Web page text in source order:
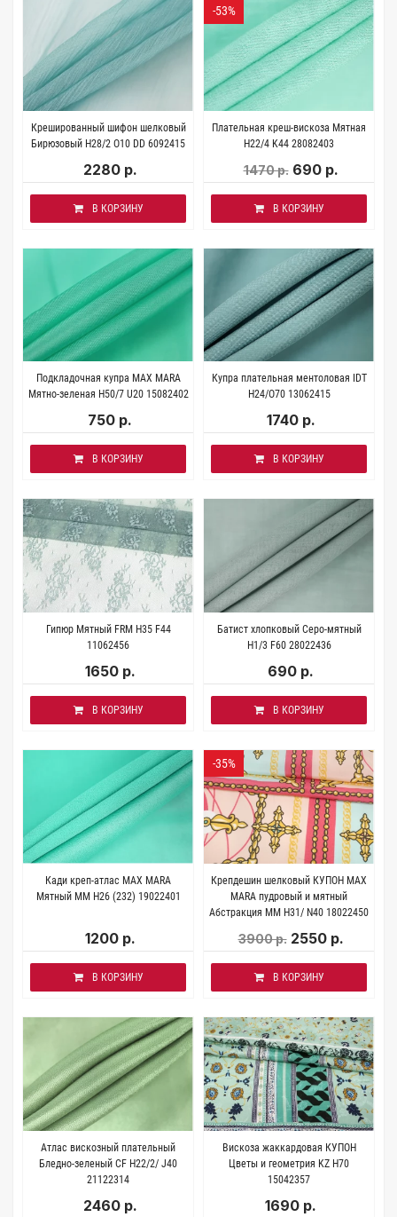
Крешированный шифон шелковый
Бирюзовый H28/2 О10 DD 6092415
2280 р.
В КОРЗИНУ
-53%
Плательная креш-вискоза Мятная
H22/4 K44 28082403
1470 р. 690 р.
В КОРЗИНУ
Подкладочная купра MAX MARA
Мятно-зеленая H50/7 U20 15082402
750 р.
В КОРЗИНУ
Купра плательная ментоловая IDT
H24/O70 13062415
1740 р.
В КОРЗИНУ
Гипюр Мятный FRM H35 F44
11062456
1650 р.
В КОРЗИНУ
Батист хлопковый Серо-мятный
H1/3 F60 28022436
690 р.
В КОРЗИНУ
Кади креп-атлас MAX MARA
Мятный MM H26 (232) 19022401
1200 р.
В КОРЗИНУ
-35%
Крепдешин шелковый КУПОН MAX
MARA пудровый и мятный
Абстракция MM H31/ N40 18022450
3900 р. 2550 р.
В КОРЗИНУ
Атлас вискозный плательный
Бледно-зеленый CF H22/2/ J40
21122314
2460 р.
Вискоза жаккардовая КУПОН
Цветы и геометрия KZ H70
15042357
1690 р.